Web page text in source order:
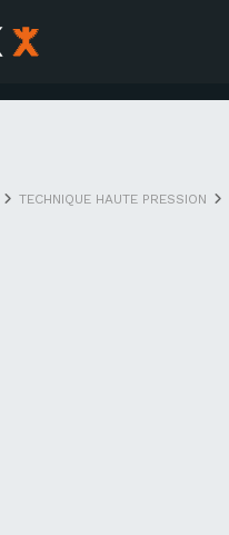
TECHNIQUE HAUTE PRESSION